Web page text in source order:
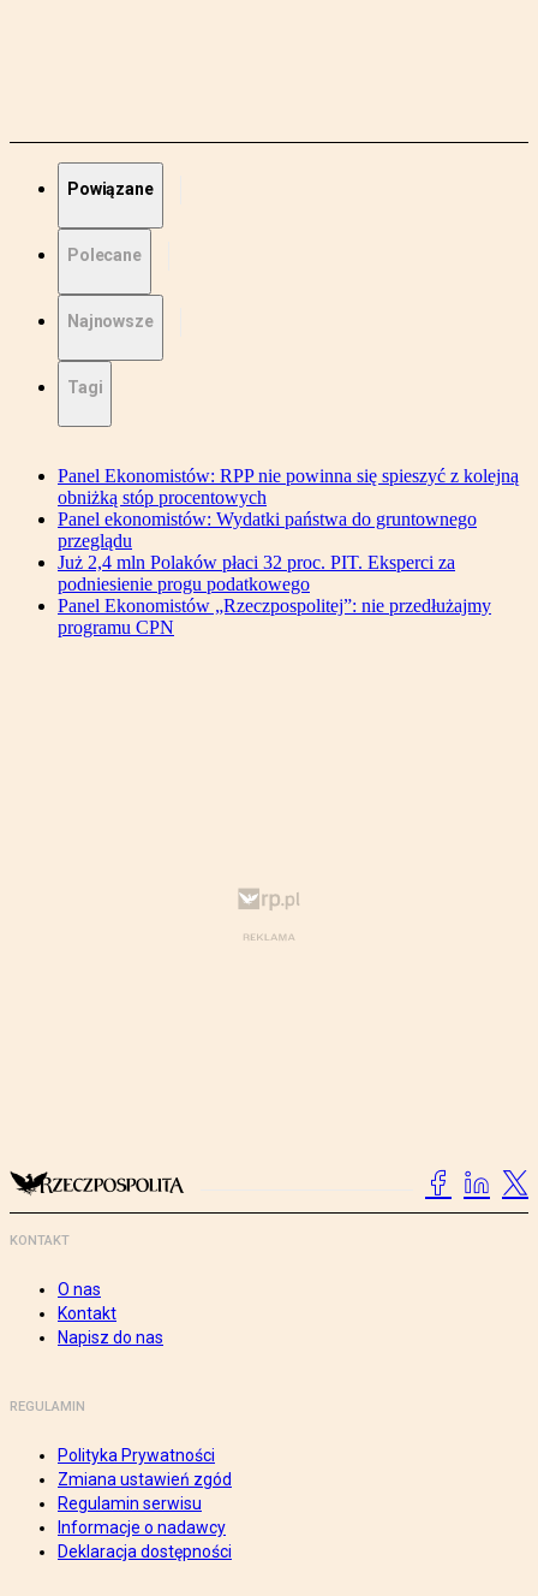
Powiązane
Polecane
Najnowsze
Tagi
Panel Ekonomistów: RPP nie powinna się spieszyć z kolejną
obniżką stóp procentowych
Panel ekonomistów: Wydatki państwa do gruntownego
przeglądu
Już 2,4 mln Polaków płaci 32 proc. PIT. Eksperci za
podniesienie progu podatkowego
Panel Ekonomistów „Rzeczpospolitej”: nie przedłużajmy
programu CPN
KONTAKT
O nas
Kontakt
Napisz do nas
REGULAMIN
Polityka Prywatności
Zmiana ustawień zgód
Regulamin serwisu
Informacje o nadawcy
Deklaracja dostępności